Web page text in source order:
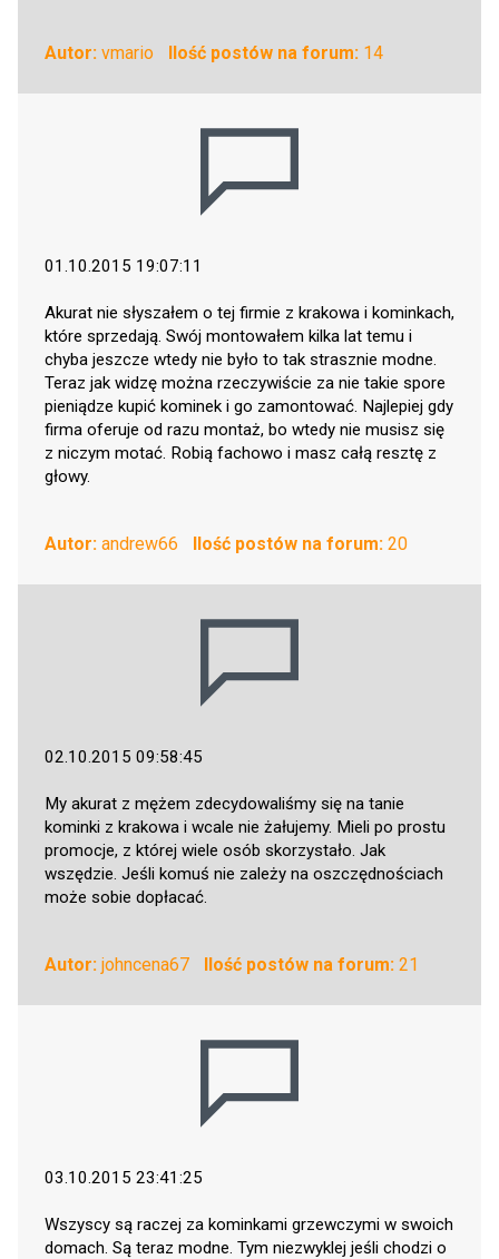
Autor: vmario Ilość postów na forum:14
01.10.2015 19:07:11
Akurat nie słyszałem o tej firmie z krakowa i kominkach,
które sprzedają. Swój montowałem kilka lat temu i
chyba jeszcze wtedy nie było to tak strasznie modne.
Teraz jak widzę można rzeczywiście za nie takie spore
pieniądze kupić kominek i go zamontować. Najlepiej gdy
firma oferuje od razu montaż, bo wtedy nie musisz się
z niczym motać. Robią fachowo i masz całą resztę z
głowy.
Autor: andrew66 Ilość postów na forum:20
02.10.2015 09:58:45
My akurat z mężem zdecydowaliśmy się na tanie
kominki z krakowa i wcale nie żałujemy. Mieli po prostu
promocje, z której wiele osób skorzystało. Jak
wszędzie. Jeśli komuś nie zależy na oszczędnościach
może sobie dopłacać.
Autor: johncena67 Ilość postów na forum:21
03.10.2015 23:41:25
Wszyscy są raczej za kominkami grzewczymi w swoich
domach. Są teraz modne. Tym niezwyklej jeśli chodzi o